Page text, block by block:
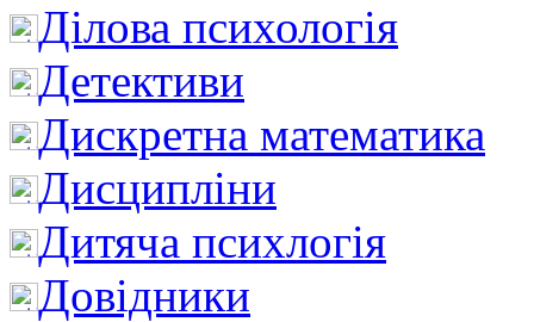
Ділова психологія
Детективи
Дискретна математика
Дисципліни
Дитяча психлогія
Довідники